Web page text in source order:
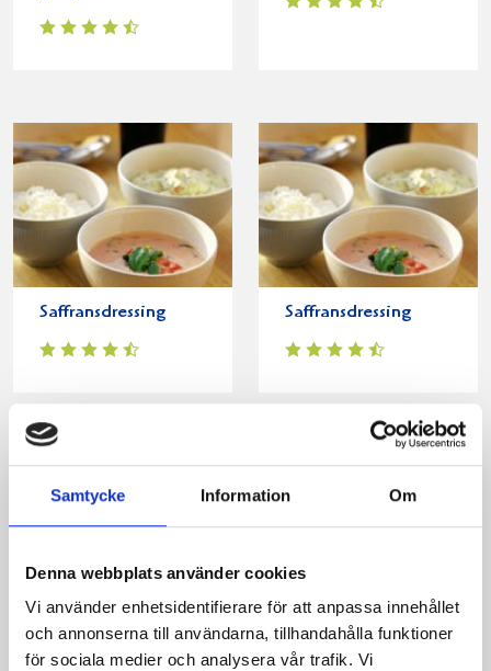
Samtycke Information Om
Denna webbplats använder cookies
Vi använder enhetsidentifierare för att anpassa innehållet
och annonserna till användarna, tillhandahålla funktioner
för sociala medier och analysera vår trafik. Vi
Saffransdressing Saffransdressing
Indisk dressing Salsadressing